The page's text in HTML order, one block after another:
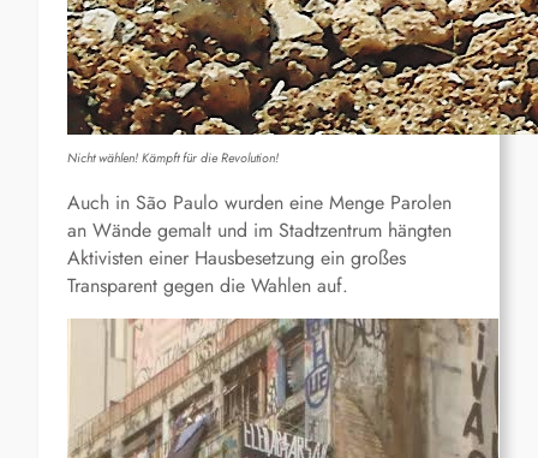
Nicht wählen! Kämpft für die Revolution!
Auch in São Paulo wurden eine Menge Parolen
an Wände gemalt und im Stadtzentrum hängten
Aktivisten einer Hausbesetzung ein großes
Transparent gegen die Wahlen auf.